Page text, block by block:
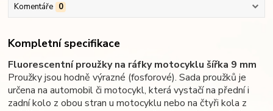
Komentáře 0
Kompletní specifikace
Fluorescentní proužky na ráfky motocyklu šířka 9 mm
Proužky jsou hodně výrazné (fosforové). Sada proužků je
určena na automobil či motocykl, která vystačí na přední i
zadní kolo z obou stran u motocyklu nebo na čtyři kola z